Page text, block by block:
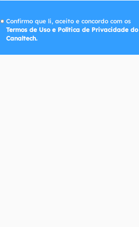
Confirmo que li, aceito e concordo com os
Termos de Uso e Política de Privacidade do
Canaltech.